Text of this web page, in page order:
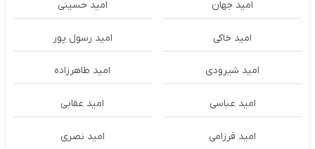
امید جهان امید حسینی
امید خاکی امید رسول پور
امید شیرودی امید طاهرزاده
امید عباسی امید عقابی
امید فرزامی امید نصری